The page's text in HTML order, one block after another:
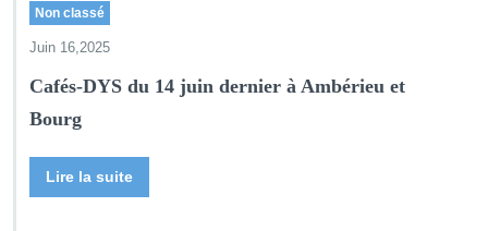
Non classé
Juin 16,2025
Cafés-DYS du 14 juin dernier à Ambérieu et
Bourg
Lire la suite